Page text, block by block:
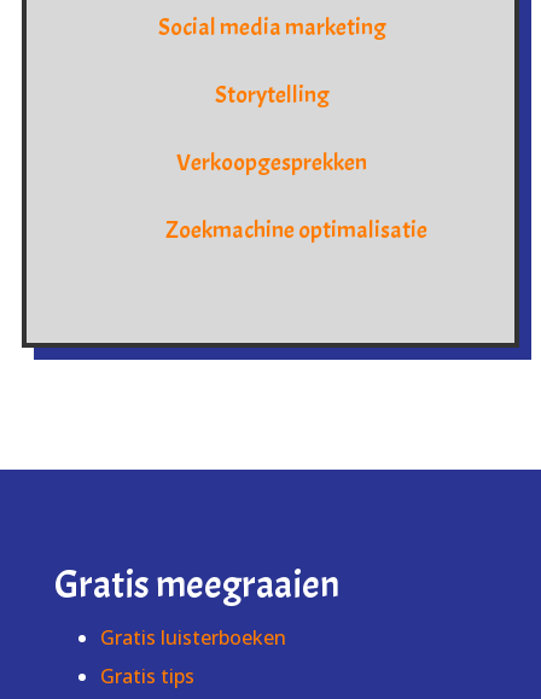
Social media marketing
Storytelling
Verkoopgesprekken
Zoekmachine optimalisatie
Gratis meegraaien
Gratis luisterboeken
Gratis tips